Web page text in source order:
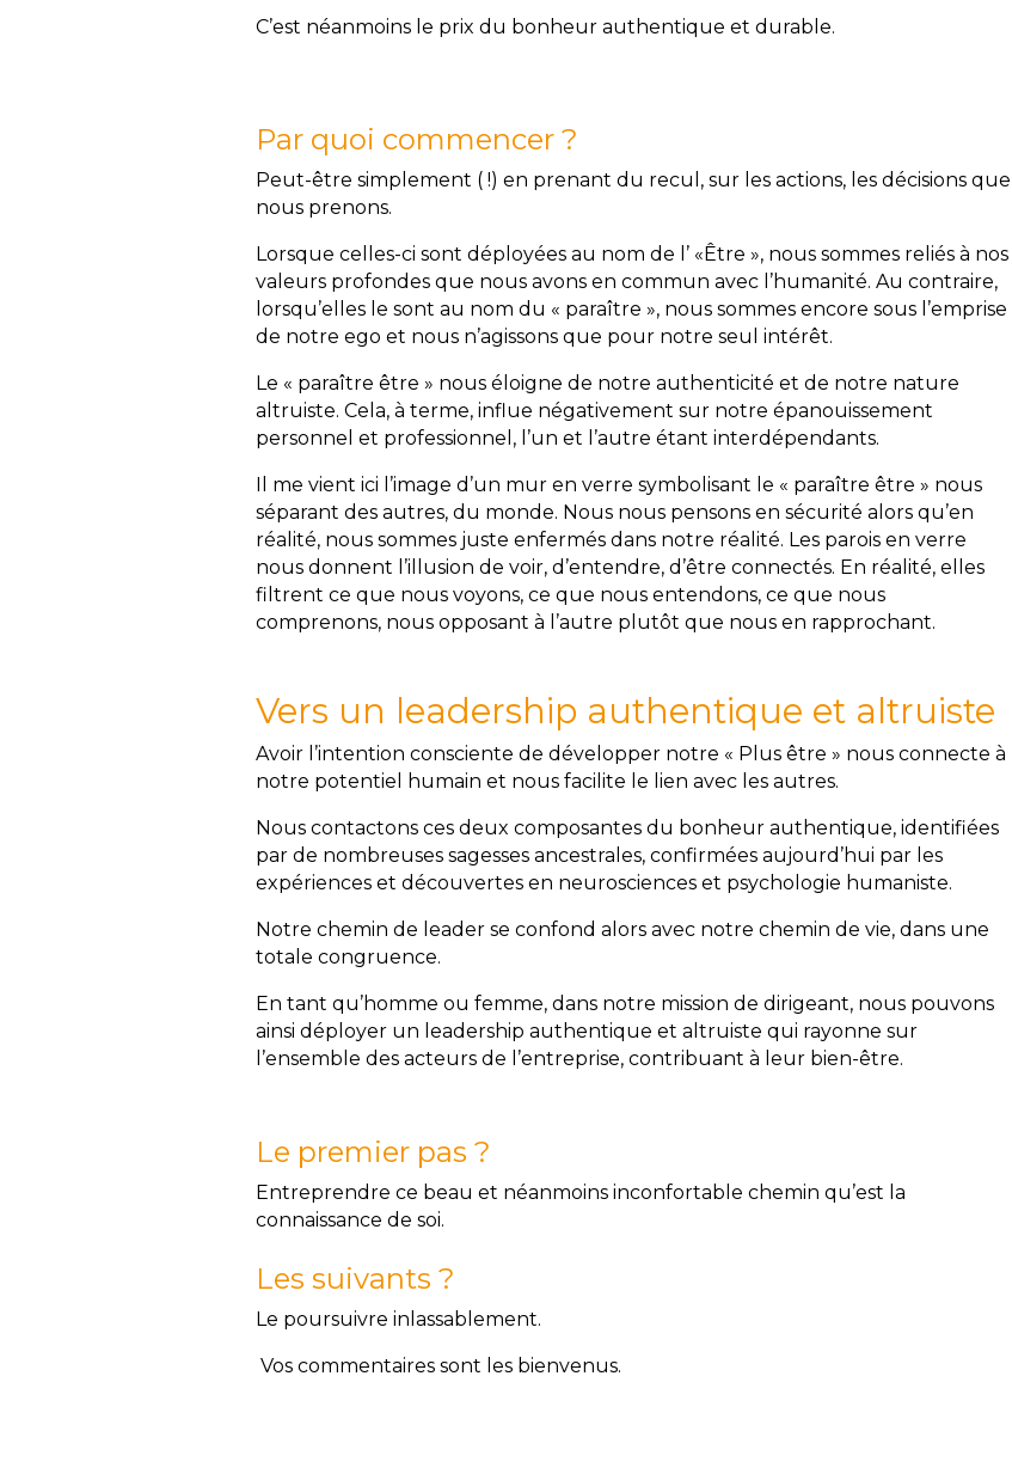
C’est néanmoins le prix du bonheur authentique et durable.
Par quoi commencer ?
Peut-être simplement ( !) en prenant du recul, sur les actions, les décisions que
nous prenons.
Lorsque celles-ci sont déployées au nom de l’ «Être », nous sommes reliés à nos
valeurs profondes que nous avons en commun avec l’humanité. Au contraire,
lorsqu’elles le sont au nom du « paraître », nous sommes encore sous l’emprise
de notre ego et nous n’agissons que pour notre seul intérêt.
Le « paraître être » nous éloigne de notre authenticité et de notre nature
altruiste. Cela, à terme, influe négativement sur notre épanouissement
personnel et professionnel, l’un et l’autre étant interdépendants.
Il me vient ici l’image d’un mur en verre symbolisant le « paraître être » nous
séparant des autres, du monde. Nous nous pensons en sécurité alors qu’en
réalité, nous sommes juste enfermés dans notre réalité. Les parois en verre
nous donnent l’illusion de voir, d’entendre, d’être connectés. En réalité, elles
filtrent ce que nous voyons, ce que nous entendons, ce que nous
comprenons, nous opposant à l’autre plutôt que nous en rapprochant.
Vers un leadership authentique et altruiste
Avoir l’intention consciente de développer notre « Plus être » nous connecte à
notre potentiel humain et nous facilite le lien avec les autres.
Nous contactons ces deux composantes du bonheur authentique, identifiées
par de nombreuses sagesses ancestrales, confirmées aujourd’hui par les
expériences et découvertes en neurosciences et psychologie humaniste.
Notre chemin de leader se confond alors avec notre chemin de vie, dans une
totale congruence.
En tant qu’homme ou femme, dans notre mission de dirigeant, nous pouvons
ainsi déployer un leadership authentique et altruiste qui rayonne sur
l’ensemble des acteurs de l’entreprise, contribuant à leur bien-être.
Le premier pas ?
Entreprendre ce beau et néanmoins inconfortable chemin qu’est la
connaissance de soi.
Les suivants ?
Le poursuivre inlassablement.
Vos commentaires sont les bienvenus.